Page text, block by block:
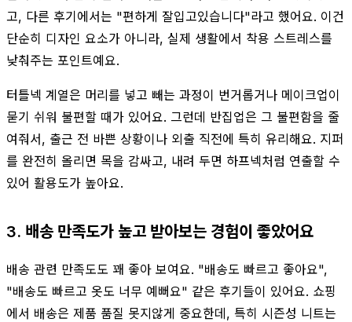
고, 다른 후기에서는 "편하게 잘입고있습니다"라고 했어요. 이건
단순히 디자인 요소가 아니라, 실제 생활에서 착용 스트레스를
낮춰주는 포인트예요.
터틀넥 계열은 머리를 넣고 빼는 과정이 번거롭거나 메이크업이
묻기 쉬워 불편할 때가 있어요. 그런데 반집업은 그 불편함을 줄
여줘서, 출근 전 바쁜 상황이나 외출 직전에 특히 유리해요. 지퍼
를 완전히 올리면 목을 감싸고, 내려 두면 하프넥처럼 연출할 수
있어 활용도가 높아요.
3. 배송 만족도가 높고 받아보는 경험이 좋았어요
배송 관련 만족도도 꽤 좋아 보여요. "배송도 빠르고 좋아요",
"배송도 빠르고 옷도 너무 예뻐요" 같은 후기들이 있어요. 쇼핑
에서 배송은 제품 품질 못지않게 중요한데, 특히 시즌성 니트는